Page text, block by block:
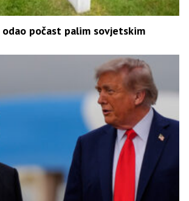
počast palim sovjetskim